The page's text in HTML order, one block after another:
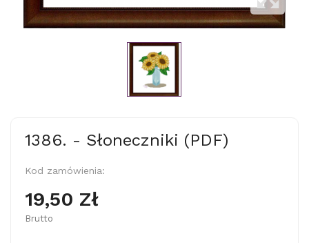
1386. - Słoneczniki (PDF)
Kod zamówienia:
19,50 Zł
Brutto